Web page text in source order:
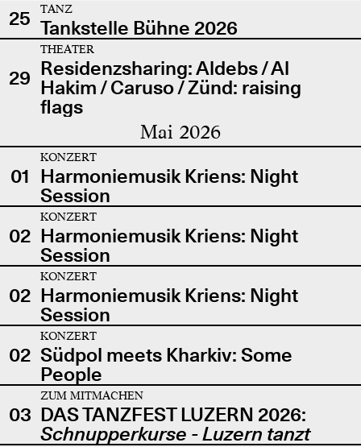
25
TANZ
Tankstelle Bühne 2026
29
THEATER
Residenzsharing: Aldebs / Al
Hakim / Caruso / Zünd: raising
flags
Mai 2026
01
KONZERT
Harmoniemusik Kriens: Night
Session
02
KONZERT
Harmoniemusik Kriens: Night
Session
02
KONZERT
Harmoniemusik Kriens: Night
Session
02
KONZERT
Südpol meets Kharkiv: Some
People
03
ZUM MITMACHEN
DAS TANZFEST LUZERN 2026:
Schnupperkurse - Luzern tanzt